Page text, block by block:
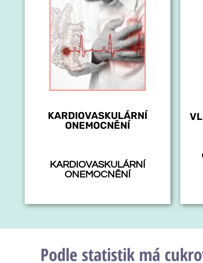
KARDIOVASKULÁRNÍ
ONEMOCNĚNÍ
KARDIOVASKULÁRNÍ
ONEMOCNĚNÍ
Podle statistik má